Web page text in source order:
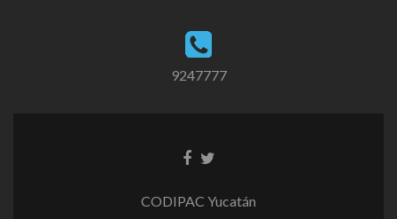
9247777
CODIPAC Yucatán